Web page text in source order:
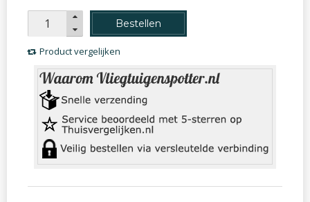
Bestellen
Product vergelijken